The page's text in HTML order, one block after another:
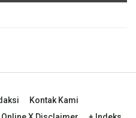
Kontak Kami